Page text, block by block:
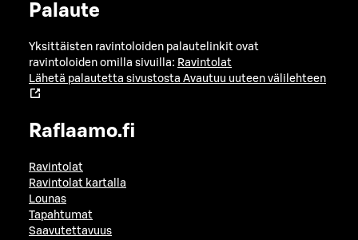
Palaute
Yksittäisten ravintoloiden palautelinkit ovat
ravintoloiden omilla sivuilla: Ravintolat
Lähetä palautetta sivustosta Avautuu uuteen välilehteen
Raflaamo.fi
Ravintolat
Ravintolat kartalla
Lounas
Tapahtumat
Saavutettavuus